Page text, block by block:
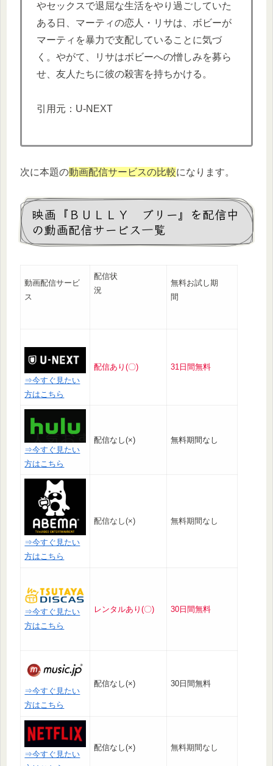
やセックスで退屈な生活をやり過ごしていた
ある日、マーティの恋人・リサは、ボビーが
マーティを暴力で支配していることに気づ
く。やがて、リサはボビーへの憎しみを募ら
せ、友人たちに彼の殺害を持ちかける。
引用元：U-NEXT
次に本題の動画配信サービスの比較になります。
映画『ＢＵＬＬＹ ブリー』を配信中
の動画配信サービス一覧
動画配信サービ
ス
配信状
況
無料お試し期
間
⇒今すぐ見たい
方はこちら
配信あり(〇) 31日間無料
⇒今すぐ見たい
方はこちら
配信なし(×) 無料期間なし
⇒今すぐ見たい
方はこちら
配信なし(×) 無料期間なし
⇒今すぐ見たい
方はこちら
レンタルあり(〇) 30日間無料
⇒今すぐ見たい
方はこちら
配信なし(×) 30日間無料
⇒今すぐ見たい
配信なし(×) 無料期間なし